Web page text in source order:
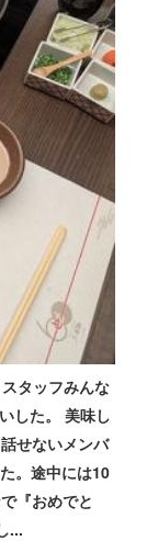
タッフみんな
した。 美味し
せないメンバ
。途中には10
『おめでと
...